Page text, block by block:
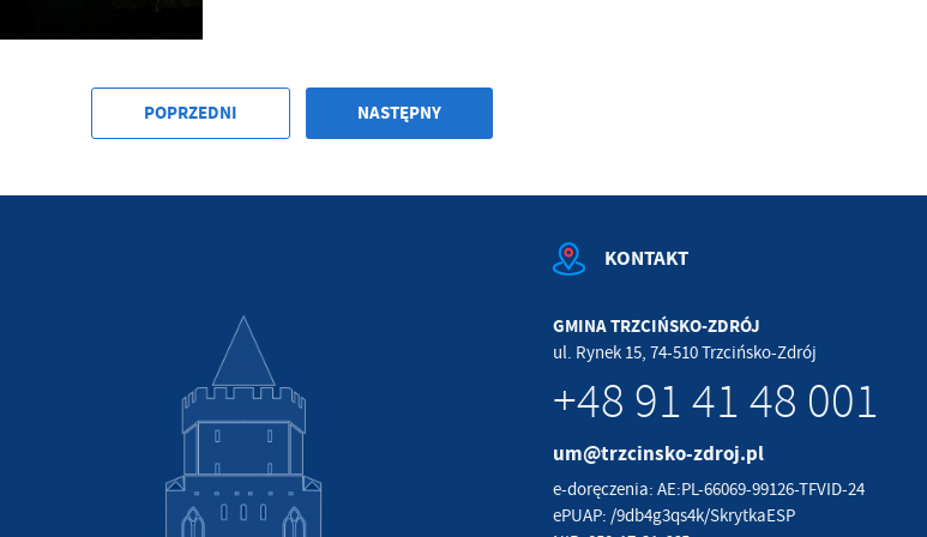
POPRZEDNI NASTĘPNY
KONTAKT
GMINA TRZCIŃSKO-ZDRÓJ
ul. Rynek 15, 74-510 Trzcińsko-Zdrój
+48 91 41 48 001
um@trzcinsko-zdroj.pl
e-doręczenia: AE:PL-66069-99126-TFVID-24
ePUAP: /9db4g3qs4k/SkrytkaESP